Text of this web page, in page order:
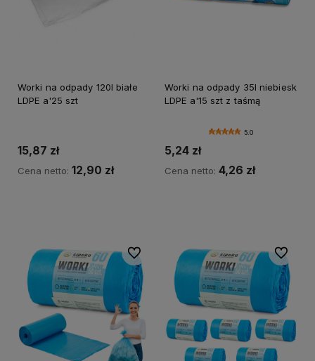
Worki na odpady 120l białe
LDPE a'25 szt
15,87 zł
Cena netto: 12,90 zł
Worki na odpady 35l niebiesk
LDPE a'15 szt z taśmą
5.0
5,24 zł
Cena netto: 4,26 zł
Do ulubionych Do